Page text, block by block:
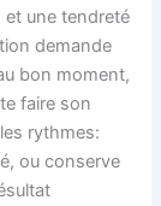
et une tendreté
demande
bon moment,
faire son
rythmes:
ou conserve